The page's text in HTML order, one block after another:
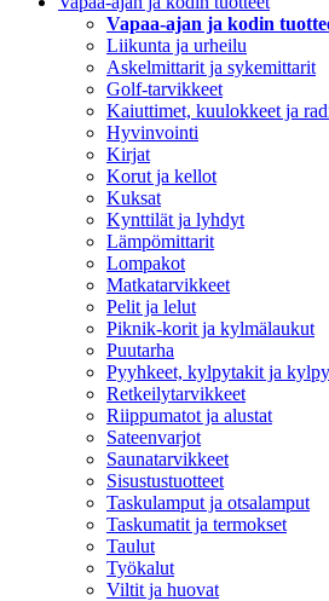
Vapaa-ajan ja kodin
Liikunta ja urheilu
Askelmittarit ja sykemittarit
Golf-tarvikkeet
Kaiuttimet, kuulokkeet ja
Hyvinvointi
Kirjat
Korut ja kellot
Kuksat
Kynttilät ja lyhdyt
Lämpömittarit
Lompakot
Matkatarvikkeet
Pelit ja lelut
Piknik-korit ja kylmälaukut
Puutarha
Pyyhkeet, kylpytakit ja
Retkeilytarvikkeet
Riippumatot ja alustat
Sateenvarjot
Saunatarvikkeet
Sisustustuotteet
Taskulamput ja otsalamput
Taskumatit ja termokset
Taulut
Työkalut
Viltit ja huovat